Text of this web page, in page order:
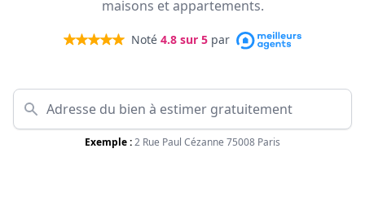
maisons et appartements.
Noté 4.8 sur 5 par
Exemple :2 Rue Paul Cézanne 75008 Paris